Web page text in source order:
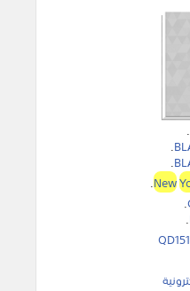
.
.
.
New
.
.
.